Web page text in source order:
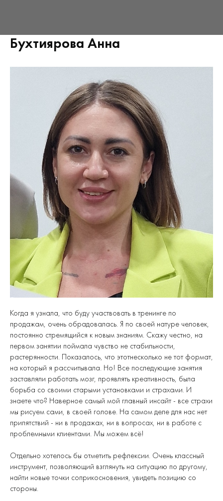
Бухтиярова Анна
Когда я узнала, что буду участвовать в тренинге по
продажам, очень обрадовалась. Я по своей натуре человек,
постоянно стремящийся к новым знаниям. Скажу честно, на
первом занятии поймала чувство не стабильности,
растерянности. Показалось, что этотнесколько не тот формат,
на который я рассчитывала. Но! Все последующие занятия
заставляли работать мозг, проявлять креативность, была
борьба со своими старыми установками и страхами. И
знаете что? Наверное самый мой главный инсайт - все страхи
мы рисуем сами, в своей голове. На самом деле для нас нет
припятствий - ни в продажах, ни в вопросах, ни в работе с
проблемными клиентами. Мы можем всё!
Отдельно хотелось бы отметить рефлексии. Очень классный
инструмент, позволяющий взглянуть на ситуацию по другому,
найти новые точки соприкосновения, увидеть позицию со
стороны.